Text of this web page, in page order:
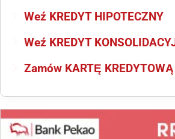
Weź KREDYT HIPOTECZNY
Weź KREDYT
Zamów KARTĘ KREDYTOWĄ